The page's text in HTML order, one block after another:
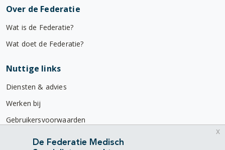
Over de Federatie
Wat is de Federatie?
Wat doet de Federatie?
Nuttige links
Diensten & advies
Werken bij
Gebruikersvoorwaarden
Privacyverklaring
De Federatie Medisch
x